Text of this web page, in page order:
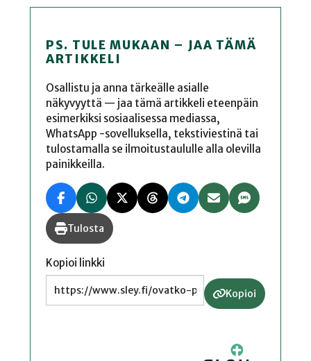
PS. TULE MUKAAN – JAA TÄMÄ
ARTIKKELI
Osallistu ja anna tärkeälle asialle
näkyvyyttä — jaa tämä artikkeli eteenpäin
esimerkiksi sosiaalisessa mediassa,
WhatsApp -sovelluksella, tekstiviestinä tai
tulostamalla se ilmoitustaululle alla olevilla
painikkeilla.
Tulosta
Kopioi linkki
Kopioi